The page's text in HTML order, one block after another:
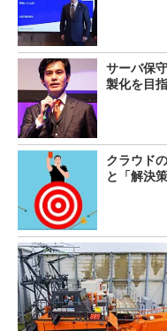
サーバ保
製化を目
クラウド
と「解決